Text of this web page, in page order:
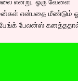
என்பதை மீண்டும்
பேங்க் பேலன்ஸ்